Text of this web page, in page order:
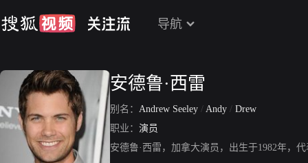
导航
安德鲁·西雷
别名： Andrew Seeley / Andy / Drew
职业： 演员
安德鲁·西雷，加拿大演员，出生于1982年，